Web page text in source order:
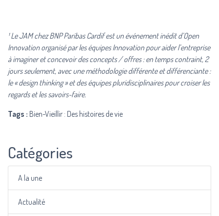
¹ Le JAM chez BNP Paribas Cardif est un événement inédit d’Open
Innovation organisé par les équipes Innovation pour aider l’entreprise
à imaginer et concevoir des concepts / offres : en temps contraint, 2
jours seulement, avec une méthodologie différente et différenciante :
le « design thinking » et des équipes pluridisciplinaires pour croiser les
regards et les savoirs-faire.
Tags : Bien-Vieillir : Des histoires de vie
Catégories
A la une
Actualité